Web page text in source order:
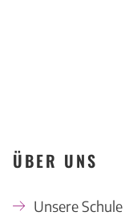
ÜBER UNS
Unsere Schule